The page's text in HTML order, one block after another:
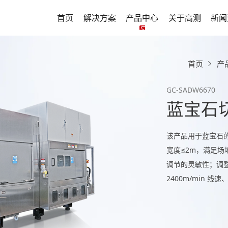
首页 解决方案 产品中心 关于高测 新
首页 产
GC-SADW6670
蓝宝石
该产品用于蓝宝石
宽度≤2m，满足场
调节的灵敏性；调
2400m/min 线速